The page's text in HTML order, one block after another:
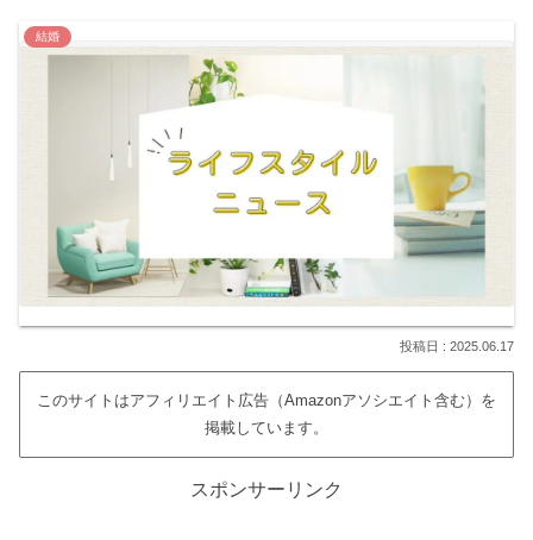
結婚
2025.06.17
このサイトはアフィリエイト広告（Amazonアソシエイト含む）を
掲載しています。
スポンサーリンク